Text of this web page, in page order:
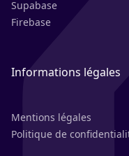
Supabase
Firebase
Informations légales
Mentions légales
Politique de